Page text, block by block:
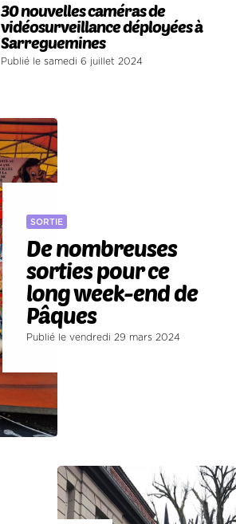
30 nouvelles caméras de
vidéosurveillance déployées à
Sarreguemines
Publié le samedi 6 juillet 2024
SORTIE
De nombreuses
sorties pour ce
long week-end de
Pâques
Publié le vendredi 29 mars 2024